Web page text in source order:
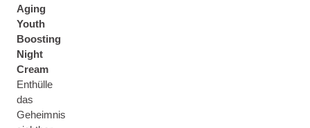
Aging
Youth
Boosting
Night
Cream
Enthülle
das
Geheimnis